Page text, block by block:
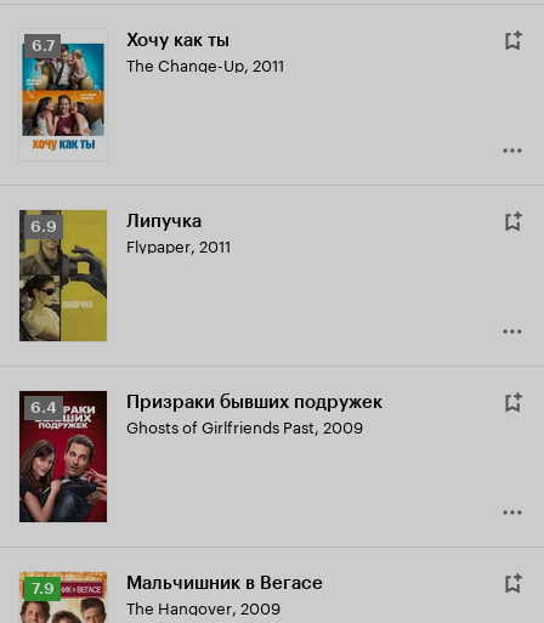
Рейтинг
Кинопоиска
6.7
6.7 Хочу как ты
The Change-Up, 2011
Рейтинг
Кинопоиска
6.9
6.9 Липучка
Flypaper, 2011
Рейтинг
Кинопоиска
6.4
6.4 Призраки бывших подружек
Ghosts of Girlfriends Past, 2009
Рейтинг
Кинопоиска
7.9 Мальчишник в Вегасе
The Hangover, 2009